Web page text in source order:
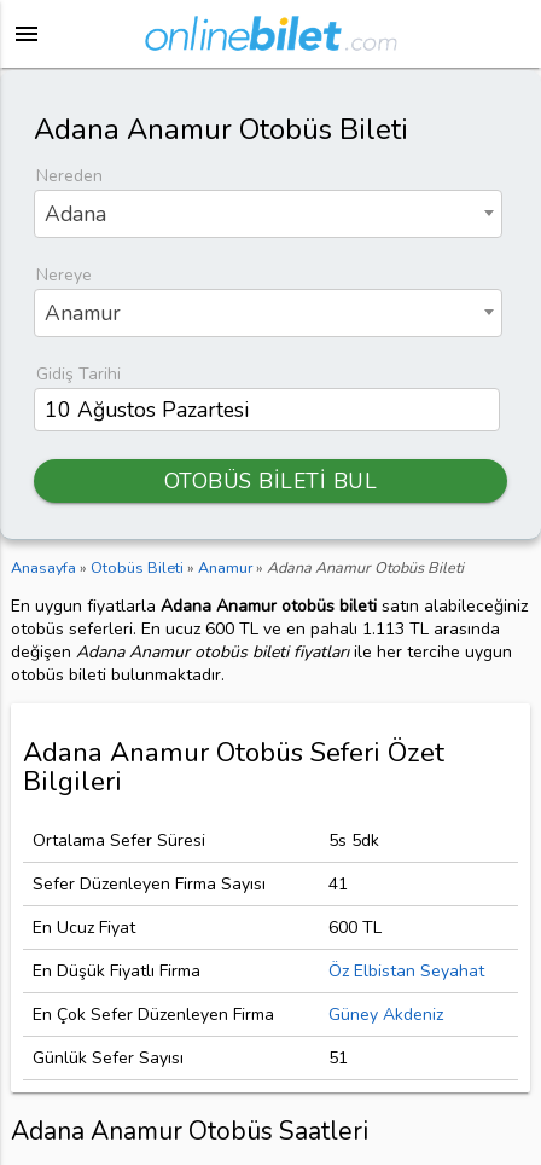
menu
Adana Anamur Otobüs Bileti
Nereden
Adana
Nereye
Anamur
Gidiş Tarihi
OTOBÜS BİLETİ BUL
Anasayfa » Otobüs Bileti » Anamur» Adana Anamur Otobüs Bileti
En uygun fiyatlarla Adana Anamur otobüs biletisatın alabileceğiniz
otobüs seferleri. En ucuz 600 TL ve en pahalı 1.113 TL arasında
değişen Adana Anamur otobüs bileti fiyatlarıile her tercihe uygun
otobüs bileti bulunmaktadır.
Adana Anamur Otobüs Seferi Özet
Bilgileri
Ortalama Sefer Süresi
5s 5dk
Sefer Düzenleyen Firma Sayısı
41
En Ucuz Fiyat
600 TL
En Düşük Fiyatlı Firma
Öz Elbistan Seyahat
En Çok Sefer Düzenleyen Firma
Güney Akdeniz
Günlük Sefer Sayısı
51
Adana Anamur Otobüs Saatleri